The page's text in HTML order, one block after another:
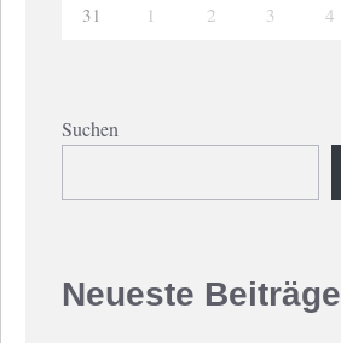
31 1 2 3 4
Suchen
Neueste Beiträge